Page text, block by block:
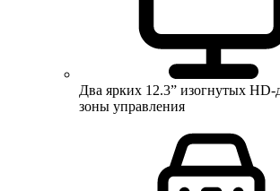
Два ярких 12.3” изогнутых
зоны управления